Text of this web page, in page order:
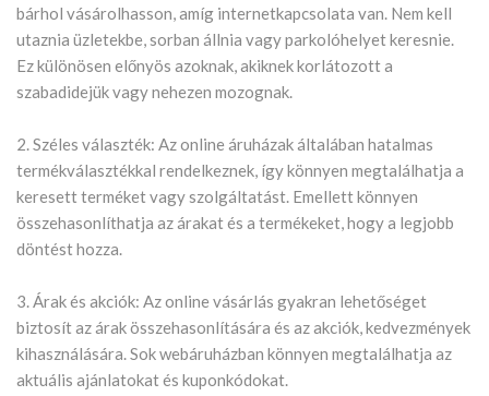
bárhol vásárolhasson, amíg internetkapcsolata van. Nem kell
utaznia üzletekbe, sorban állnia vagy parkolóhelyet keresnie.
Ez különösen előnyös azoknak, akiknek korlátozott a
szabadidejük vagy nehezen mozognak.
2. Széles választék: Az online áruházak általában hatalmas
termékválasztékkal rendelkeznek, így könnyen megtalálhatja a
keresett terméket vagy szolgáltatást. Emellett könnyen
összehasonlíthatja az árakat és a termékeket, hogy a legjobb
döntést hozza.
3. Árak és akciók: Az online vásárlás gyakran lehetőséget
biztosít az árak összehasonlítására és az akciók, kedvezmények
kihasználására. Sok webáruházban könnyen megtalálhatja az
aktuális ajánlatokat és kuponkódokat.